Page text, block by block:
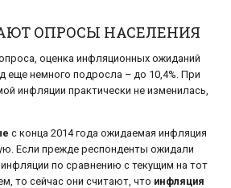
ОПРОСЫ НАСЕЛЕНИЯ
оценка инфляционных ожиданий
еще немного подросла – до 10,4%. При
инфляции практически не изменилась,
с конца 2014 года ожидаемая инфляция
Если прежде респонденты ожидали
по сравнению с текущим на тот
то сейчас они считают, что инфляция